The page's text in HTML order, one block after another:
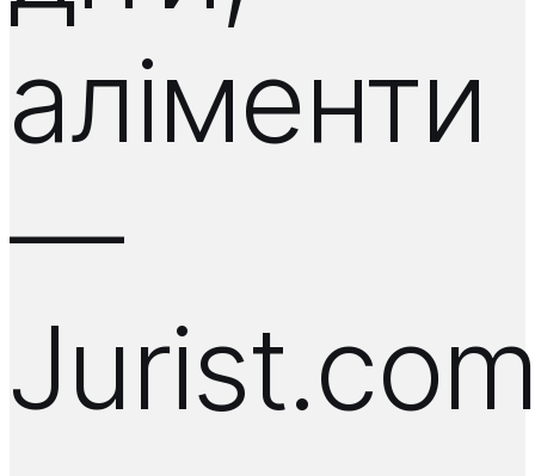
аліменти
—